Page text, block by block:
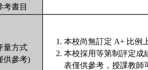
考書目
量方式
供參考)
本校尚無訂定 A+ 比例
本校採用等第制評定成
表僅供參考，授課教師